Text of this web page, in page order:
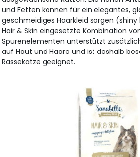
und Fetten können für ein elegantes,
geschmeidiges Haarkleid sorgen (shiny
Hair & Skin eingesetzte Kombination
Spurenelementen unterstützt
auf Haut und Haare und ist deshalb
Rassekatze geeignet.